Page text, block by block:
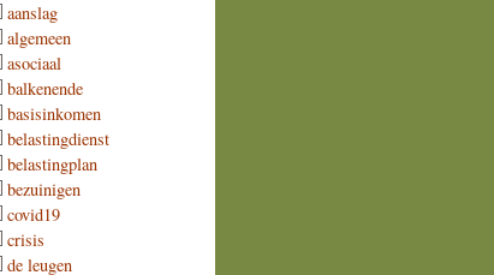
aanslag
algemeen
asociaal
balkenende
basisinkomen
belastingdienst
belastingplan
bezuinigen
covid19
crisis
de leugen